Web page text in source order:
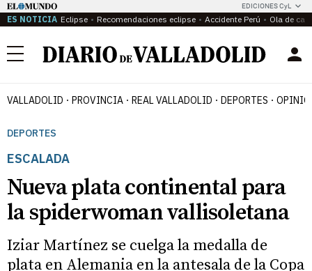
EDICIONES CyL
ES NOTICIA Eclipse Recomendaciones eclipse Accidente Perú Ola de
Menú
VALLADOLID PROVINCIA REAL VALLADOLID DEPORTES
DEPORTES
ESCALADA
Nueva plata continental para
la spiderwoman vallisoletana
Iziar Martínez se cuelga la medalla de
plata en Alemania en la antesala de la Copa